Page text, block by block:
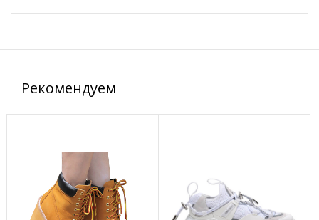
Рекомендуем